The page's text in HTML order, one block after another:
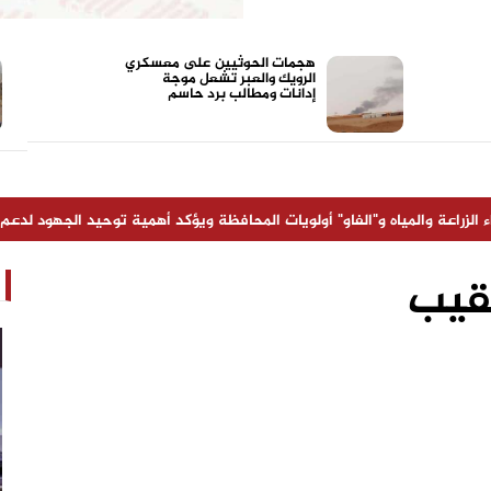
هجمات الحوثيين على معسكري
الرويك والعبر تشعل موجة
إدانات ومطالب برد حاسم
و"الفاو" أولويات المحافظة ويؤكد أهمية توحيد الجهود لدعم القطاعات